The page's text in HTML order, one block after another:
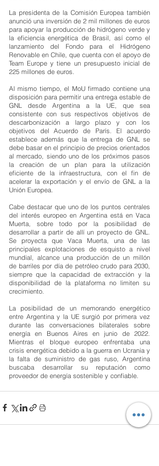
La presidenta de la Comisión Europea también
anunció una inversión de 2 mil millones de euros
para apoyar la producción de hidrógeno verde y
la eficiencia energética de Brasil, así como el
lanzamiento del Fondo para el Hidrógeno
Renovable en Chile, que cuenta con el apoyo de
Team Europe y tiene un presupuesto inicial de
225 millones de euros.
Al mismo tiempo, el MoU firmado contiene una
disposición para permitir una entrega estable de
GNL desde Argentina a la UE, que sea
consistente con sus respectivos objetivos de
descarbonización a largo plazo y con los
objetivos del Acuerdo de París. El acuerdo
establece además que la entrega de GNL se
debe basar en el principio de precios orientados
al mercado, siendo uno de los próximos pasos
la creación de un plan para la utilización
eficiente de la infraestructura, con el fin de
acelerar la exportación y el envío de GNL a la
Unión Europea.
Cabe destacar que uno de los puntos centrales
del interés europeo en Argentina está en Vaca
Muerta, sobre todo por la posibilidad de
desarrollar a partir de allí un proyecto de GNL.
Se proyecta que Vaca Muerta, una de las
principales explotaciones de esquisto a nivel
mundial, alcance una producción de un millón
de barriles por día de petróleo crudo para 2030,
siempre que la capacidad de extracción y la
disponibilidad de la plataforma no limiten su
crecimiento.
La posibilidad de un memorando energético
entre Argentina y la UE surgió por primera vez
durante las conversaciones bilaterales sobre
energía en Buenos Aires en junio de 2022.
Mientras el bloque europeo enfrentaba una
crisis energética debido a la guerra en Ucrania y
la falta de suministro de gas ruso, Argentina
buscaba desarrollar su reputación como
proveedor de energía sostenible y confiable.